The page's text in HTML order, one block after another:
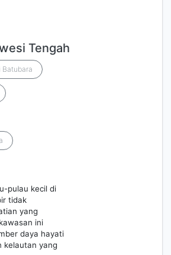
Tengah
Batubara
pulau kecil di
tidak
yang
ini
daya hayati
kelautan yang